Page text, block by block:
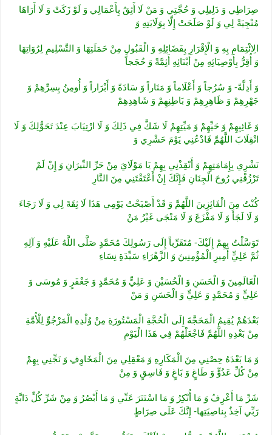
صِرَاطِي وَ دَلِيلِي وَ حُجَّتِي وَ مَنْ لَا أَثِقُ بِأَعْمَالِي وَ لَوْ زَكَتْ وَ لَا أَرَاهَا
مُنْجِيَةً لِي وَ لَوْ صَلَحَتْ إِلَّا بِوَلَايَتِهِ وَ
الِائْتِمَامِ بِهِ وَ الْإِقْرَارِ بِفَضَائِلِهِ وَ الْقَبُولِ مِنْ حَمَلَتِهَا وَ التَّسْلِيمِ لِرُوَاتِهَا
وَ أُقِرُّ بِأَوْصِيَائِهِ مِنْ أَبْنَائِهِ أَئِمَّةً وَ حُجَجاً
وَ أَدِلَّةً- وَ سُرُجاً وَ أَعْلَاماً وَ مَنَاراً وَ سَادَةً وَ أَبْرَاراً وَ أُومِنُ بِسِرِّهِمْ وَ
جَهْرِهِمْ وَ ظَاهِرِهِمْ وَ بَاطِنِهِمْ وَ شَاهِدِهِمْ
وَ غَائِبِهِمْ وَ حَيِّهِمْ وَ مَيِّتِهِمْ لَا شَكَّ فِي ذَلِكَ وَ لَا ارْتِيَابَ عِنْدَ تَحَوُّلِكَ وَ لَا
انْقِلَابَ اللَّهُمَّ فَادْعُنِي يَوْمَ حَشْرِي وَ
نَشْرِي بِإِمَامَتِهِمْ وَ أَنْقِذْنِي بِهِمْ يَا مَوْلَايَ مِنْ حَرِّ النِّيرَانِ وَ إِنْ لَمْ
تَرْزُقْنِي رُوحَ الْجِنَانِ فَإِنَّكَ إِنْ أَعْتَقْتَنِي مِنَ النَّارِ
كُنْتُ مِنَ الْفَائِزِينَ اللَّهُمَّ وَ قَدْ أَصْبَحْتُ يَوْمِي هَذَا لَا ثِقَةَ لِي وَ لَا رَجَاءَ
وَ لَا لَجَأَ وَ لَا مَفْزَعَ وَ لَا مَنْجَى غَيْرُ مَنْ
تَوَسَّلْتُ بِهِمْ إِلَيْكَ- مُتَقَرِّباً إِلَى رَسُولِكَ مُحَمَّدٍ صَلَّى اللَّهُ عَلَيْهِ وَ آلِهِ
ثُمَّ عَلِيٍّ أَمِيرِ الْمُؤْمِنِينَ وَ الزَّهْرَاءِ سَيِّدَةِ نِسَاءِ
الْعَالَمِينَ وَ الْحَسَنِ وَ الْحُسَيْنِ وَ عَلِيٍّ وَ مُحَمَّدٍ وَ جَعْفَرٍ وَ مُوسَى وَ
عَلِيٍّ وَ مُحَمَّدٍ وَ عَلِيٍّ وَ الْحَسَنِ وَ مَنْ
بَعْدَهُمْ يُقِيمُ الْمَحَجَّةَ إِلَى الْحُجَّةِ الْمَسْتُورَةِ مِنْ وُلْدِهِ الْمَرْجُوِّ لِلْأُمَّةِ
مِنْ بَعْدِهِ اللَّهُمَّ فَاجْعَلْهُمْ فِي هَذَا الْيَوْمِ
وَ مَا بَعْدَهُ حِصْنِي مِنَ الْمَكَارِهِ وَ مَعْقِلِي مِنَ الْمَخَاوِفِ وَ نَجِّنِي بِهِمْ
مِنْ كُلِّ عَدُوٍّ وَ طَاغٍ وَ بَاغٍ وَ فَاسِقٍ وَ مِنْ
شَرِّ مَا أَعْرِفُ وَ مَا أُنْكِرُ وَ مَا اسْتَتَرَ عَنِّي وَ مَا أَبْصُرُ وَ مِنْ شَرِّ كُلِّ دَابَّةٍ
رَبِّي‏ آخِذٌ بِناصِيَتِها- إِنَّكَ عَلَى صِرَاطٍ